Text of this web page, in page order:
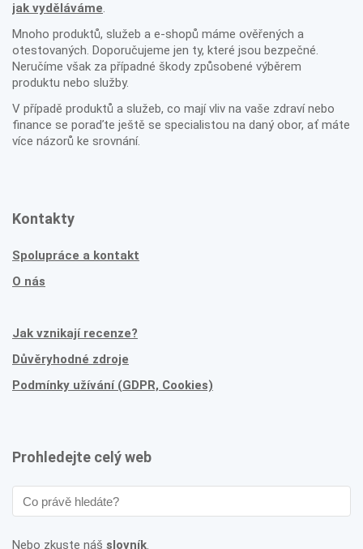
jak vyděláváme.
Mnoho produktů, služeb a e-shopů máme ověřených a
otestovaných. Doporučujeme jen ty, které jsou bezpečné.
Neručíme však za případné škody způsobené výběrem
produktu nebo služby.
V případě produktů a služeb, co mají vliv na vaše zdraví nebo
finance se poraďte ještě se specialistou na daný obor, ať máte
více názorů ke srovnání.
Kontakty
Spolupráce a kontakt
O nás
Jak vznikají recenze?
Důvěryhodné zdroje
Podmínky užívání (GDPR, Cookies)
Prohledejte celý web
Nebo zkuste náš slovník.